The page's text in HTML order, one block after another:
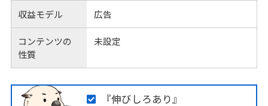
収益モデル 広告
コンテンツの
性質
未設定
『伸びしろあり』